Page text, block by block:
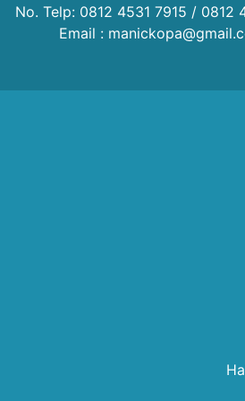
No. Telp: 0812 4531 7915 / 0812
Email :